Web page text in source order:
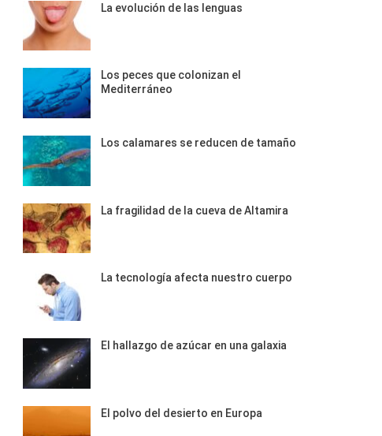
La evolución de las lenguas
Los peces que colonizan el
Mediterráneo
Los calamares se reducen de tamaño
La fragilidad de la cueva de Altamira
La tecnología afecta nuestro cuerpo
El hallazgo de azúcar en una galaxia
El polvo del desierto en Europa